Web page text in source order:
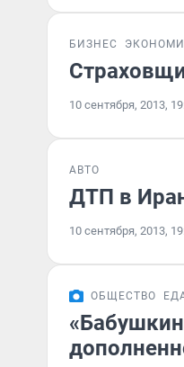
БИЗНЕС
10 сентября, 2013,
АВТО
ДТП в
10 сентября, 2013,
ОБЩЕСТВО